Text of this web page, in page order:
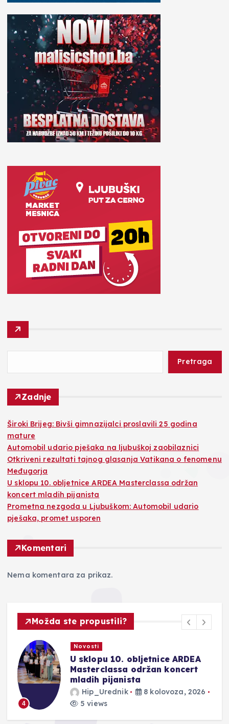
Pretraga
Zadnje
Široki Brijeg: Bivši gimnazijalci proslavili 25 godina
mature
Automobil udario pješaka na ljubuškoj zaobilaznici
Otkriveni rezultati tajnog glasanja Vatikana o fenomenu
Međugorja
U sklopu 10. obljetnice ARDEA Masterclassa održan
koncert mladih pijanista
Prometna nezgoda u Ljubuškom: Automobil udario
pješaka, promet usporen
Komentari
Nema komentara za prikaz.
Možda ste propustili?
4
Novosti
U sklopu 10. obljetnice ARDEA
Masterclassa održan koncert
mladih pijanista
Hip_Urednik
8 kolovoza, 2026
5 views